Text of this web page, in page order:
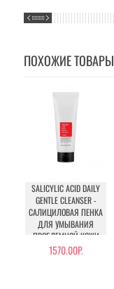
ПОХОЖИЕ ТОВАРЫ
SALICYLIC ACID DAILY
GENTLE CLEANSER -
САЛИЦИЛОВАЯ ПЕНКА
ДЛЯ УМЫВАНИЯ
ПРОБЛЕМНОЙ КОЖИ
ЛИЦА
1570.00Р.